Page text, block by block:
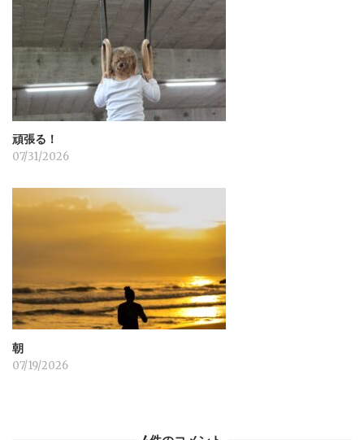
頑張る！
07/31/2026
朝
07/19/2026